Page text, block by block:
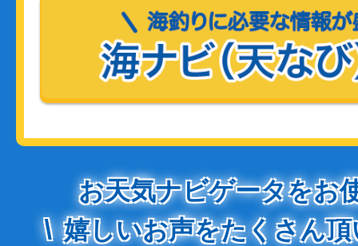
お天気ナビゲータをお
嬉しいお声をたくさん